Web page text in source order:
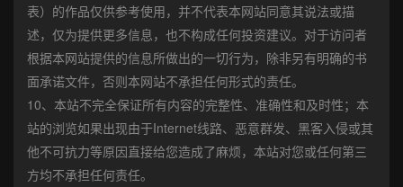
表）的作品仅供参考使用，并不代表本网站同意其说法或描
述，仅为提供更多信息，也不构成任何投资建议。对于访问者
根据本网站提供的信息所做出的一切行为，除非另有明确的书
面承诺文件，否则本网站不承担任何形式的责任。
10、本站不完全保证所有内容的完整性、准确性和及时性；本
站的浏览如果出现由于Internet线路、恶意群发、黑客入侵或其
他不可抗力等原因直接给您造成了麻烦，本站对您或任何第三
方均不承担任何责任。